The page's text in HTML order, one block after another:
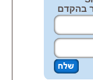
בהקדם